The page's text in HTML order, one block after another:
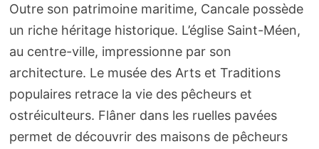
Outre son patrimoine maritime, Cancale possède
un riche héritage historique. L’église Saint-Méen,
au centre-ville, impressionne par son
architecture. Le musée des Arts et Traditions
populaires retrace la vie des pêcheurs et
ostréiculteurs. Flâner dans les ruelles pavées
permet de découvrir des maisons de pêcheurs